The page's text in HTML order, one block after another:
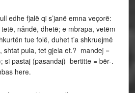
edhe fjalë qi s’janë emna veçorë:
nândë, dhetë; e mbrapa, vetëm
tue folë, duhet t’a shkruejmë
shtat pula, tet gjela et.? mandej =
si pastaj (pasandaj) bertitte = bër-.
here.